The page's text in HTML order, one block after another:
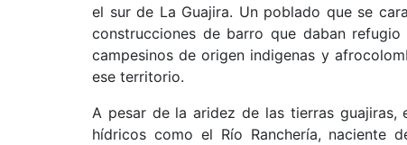
el sur de La Guajira. Un poblado que se
construcciones de barro que daban
campesinos de origen indigenas y
ese territorio.
A pesar de la aridez de las tierras
hídricos como el Río Ranchería, naciente